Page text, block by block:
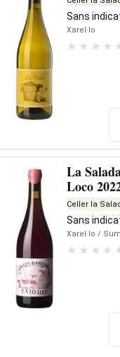
Sans
Xarel·lo
La
Loco
Celler la
Sans
Xarel·lo /